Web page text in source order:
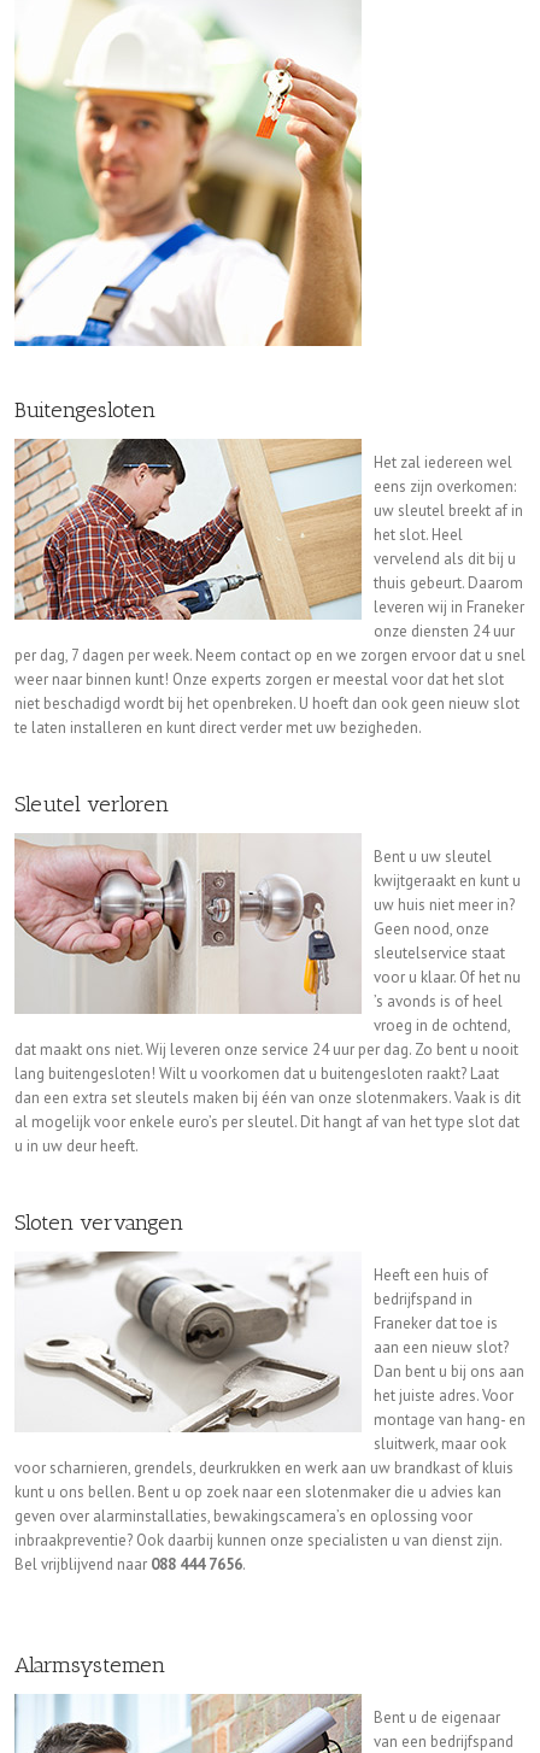
Buitengesloten
Het zal iedereen wel
eens zijn overkomen:
uw sleutel breekt af in
het slot. Heel
vervelend als dit bij u
thuis gebeurt. Daarom
leveren wij in Franeker
onze diensten 24 uur
per dag, 7 dagen per week. Neem contact op en we zorgen ervoor dat u snel
weer naar binnen kunt! Onze experts zorgen er meestal voor dat het slot
niet beschadigd wordt bij het openbreken. U hoeft dan ook geen nieuw slot
te laten installeren en kunt direct verder met uw bezigheden.
Sleutel verloren
Bent u uw sleutel
kwijtgeraakt en kunt u
uw huis niet meer in?
Geen nood, onze
sleutelservice staat
voor u klaar. Of het nu
’s avonds is of heel
vroeg in de ochtend,
dat maakt ons niet. Wij leveren onze service 24 uur per dag. Zo bent u nooit
lang buitengesloten! Wilt u voorkomen dat u buitengesloten raakt? Laat
dan een extra set sleutels maken bij één van onze slotenmakers. Vaak is dit
al mogelijk voor enkele euro’s per sleutel. Dit hangt af van het type slot dat
u in uw deur heeft.
Sloten vervangen
Heeft een huis of
bedrijfspand in
Franeker dat toe is
aan een nieuw slot?
Dan bent u bij ons aan
het juiste adres. Voor
montage van hang- en
sluitwerk, maar ook
voor scharnieren, grendels, deurkrukken en werk aan uw brandkast of kluis
kunt u ons bellen. Bent u op zoek naar een slotenmaker die u advies kan
geven over alarminstallaties, bewakingscamera’s en oplossing voor
inbraakpreventie? Ook daarbij kunnen onze specialisten u van dienst zijn.
Bel vrijblijvend naar 088 444 7656.
Alarmsystemen
Bent u de eigenaar
van een bedrijfspand